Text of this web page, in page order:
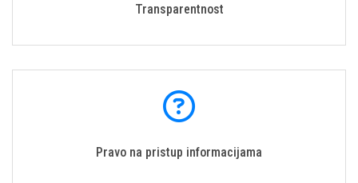
Transparentnost
Pravo na pristup informacijama